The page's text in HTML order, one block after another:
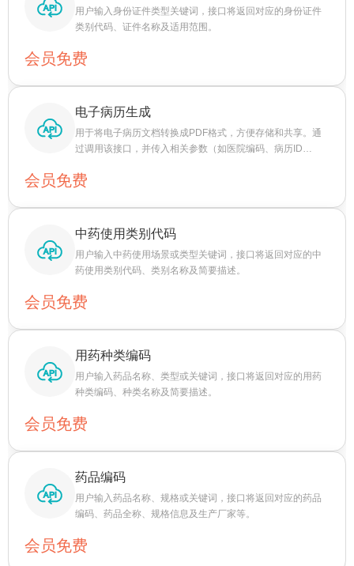
用户输入身份证件类型关键词，接口将返回对应的身份证件
类别代码、证件名称及适用范围。
会员免费
电子病历生成
用于将电子病历文档转换成PDF格式，方便存储和共享。通
过调用该接口，并传入相关参数（如医院编码、病历ID
会员免费
中药使用类别代码
用户输入中药使用场景或类型关键词，接口将返回对应的中
药使用类别代码、类别名称及简要描述。
会员免费
用药种类编码
用户输入药品名称、类型或关键词，接口将返回对应的用药
种类编码、种类名称及简要描述。
会员免费
药品编码
用户输入药品名称、规格或关键词，接口将返回对应的药品
编码、药品全称、规格信息及生产厂家等。
会员免费